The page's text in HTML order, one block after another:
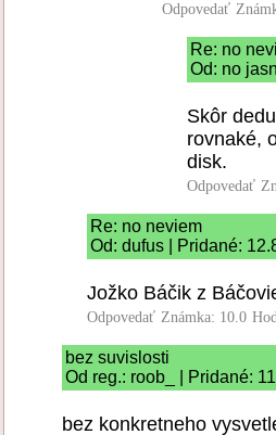
Odpovedať
Re: no
Od: no
Skôr
rovnaké,
disk.
Odpovedať
Re: no neviem
Od: dufus | Pridané:
Jožko Báčik z
Odpovedať Známka: 10.0
bez suvislosti
Od reg.: roob_ | Pridané:
bez konkretneho